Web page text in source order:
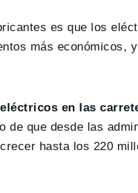
es que los
más económicos,
en las
que desde las
hasta los 220